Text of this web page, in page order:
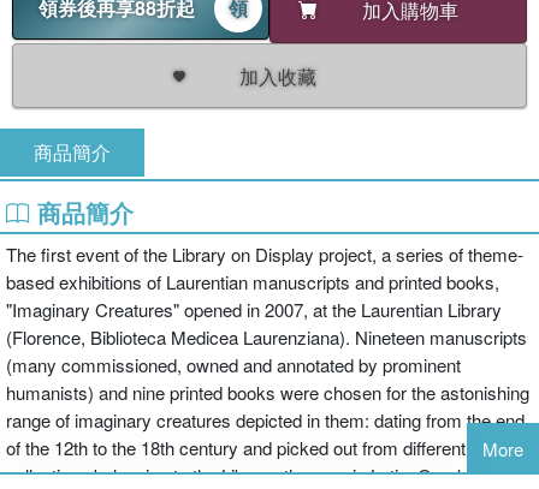
領券後再享88折起 領 加入購物車
加入收藏
商品簡介
商品簡介
The first event of the Library on Display project, a series of theme-
based exhibitions of Laurentian manuscripts and printed books,
"Imaginary Creatures" opened in 2007, at the Laurentian Library
(Florence, Biblioteca Medicea Laurenziana). Nineteen manuscripts
(many commissioned, owned and annotated by prominent
humanists) and nine printed books were chosen for the astonishing
range of imaginary creatures depicted in them: dating from the end
of the 12th to the 18th century and picked out from different
collections belonging to the Library, they are in Latin, Greek, the
More